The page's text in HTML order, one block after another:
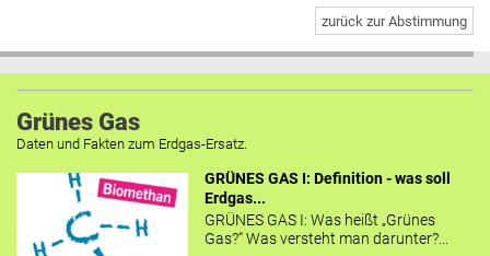
zurück zur Abstimmung
Grünes Gas
Daten und Fakten zum Erdgas-Ersatz.
GRÜNES GAS I: Definition - was soll
Erdgas...
GRÜNES GAS I: Was heißt „Grünes
Gas?“ Was versteht man darunter?...